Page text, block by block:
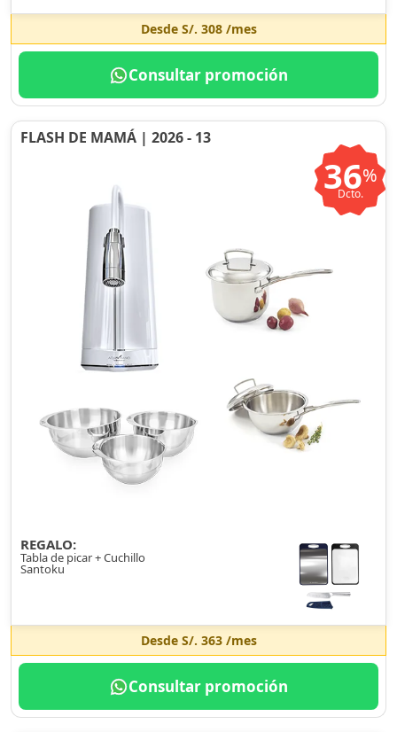
Desde S/. 308/mes
Consultar promoción
FLASH DE MAMÁ | 2026 - 13
36%
Dcto.
REGALO:
Tabla de picar + Cuchillo
Santoku
Desde S/. 363/mes
Consultar promoción